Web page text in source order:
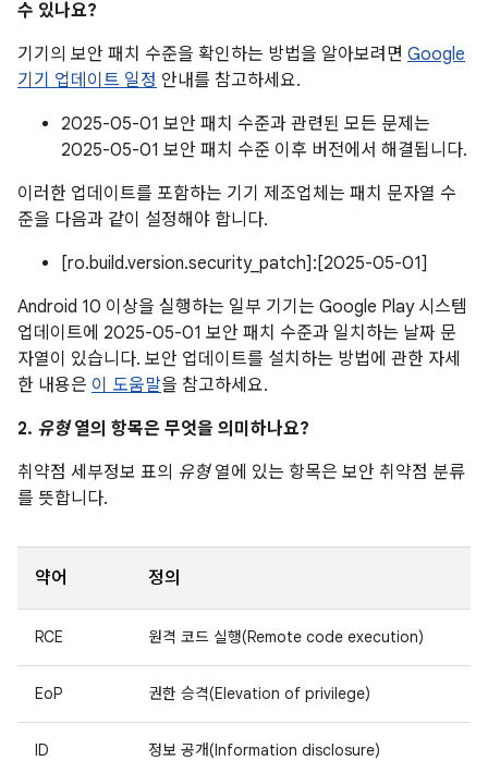
수 있나요?
기기의 보안 패치 수준을 확인하는 방법을 알아보려면 Google
기기 업데이트 일정 안내를 참고하세요.
2025-05-01 보안 패치 수준과 관련된 모든 문제는
2025-05-01 보안 패치 수준 이후 버전에서 해결됩니다.
이러한 업데이트를 포함하는 기기 제조업체는 패치 문자열 수
준을 다음과 같이 설정해야 합니다.
[ro.build.version.security_patch]:[2025-05-01]
Android 10 이상을 실행하는 일부 기기는 Google Play 시스템
업데이트에 2025-05-01 보안 패치 수준과 일치하는 날짜 문
자열이 있습니다. 보안 업데이트를 설치하는 방법에 관한 자세
한 내용은 이 도움말을 참고하세요.
2. 유형열의 항목은 무엇을 의미하나요?
취약점 세부정보 표의 유형열에 있는 항목은 보안 취약점 분류
를 뜻합니다.
약어 정의
RCE 원격 코드 실행(Remote code execution)
EoP 권한 승격(Elevation of privilege)
ID 정보 공개(Information disclosure)